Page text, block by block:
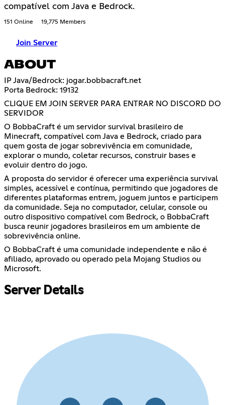
compatível com Java e Bedrock.
151 Online 19,775 Members
Join Server
ABOUT
IP Java/Bedrock: jogar.bobbacraft.net
Porta Bedrock: 19132
CLIQUE EM JOIN SERVER PARA ENTRAR NO DISCORD DO
SERVIDOR
O BobbaCraft é um servidor survival brasileiro de
Minecraft, compatível com Java e Bedrock, criado para
quem gosta de jogar sobrevivência em comunidade,
explorar o mundo, coletar recursos, construir bases e
evoluir dentro do jogo.
A proposta do servidor é oferecer uma experiência survival
simples, acessível e contínua, permitindo que jogadores de
diferentes plataformas entrem, joguem juntos e participem
da comunidade. Seja no computador, celular, console ou
outro dispositivo compatível com Bedrock, o BobbaCraft
busca reunir jogadores brasileiros em um ambiente de
sobrevivência online.
O BobbaCraft é uma comunidade independente e não é
afiliado, aprovado ou operado pela Mojang Studios ou
Microsoft.
Server Details